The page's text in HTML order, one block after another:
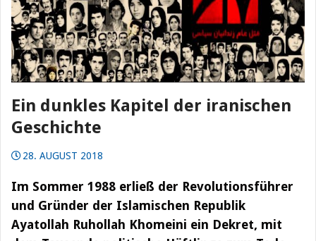
Ein dunkles Kapitel der iranischen
Geschichte
28. AUGUST 2018
Im Sommer 1988 erließ der Revolutionsführer
und Gründer der Islamischen Republik
Ayatollah Ruhollah Khomeini ein Dekret, mit